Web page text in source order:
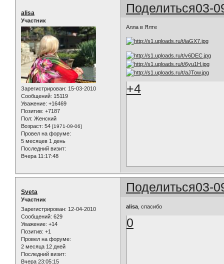
Поделиться03-
alisa
Участник
Зарегистрирован: 15-03-2010
Сообщений: 15119
Уважение: +16469
Позитив: +7187
Пол: Женский
Возраст: 54 [1971-09-06]
Провел на форуме:
5 месяцев 1 день
Последний визит:
Вчера 11:17:48
Алла в Ялте
+4
Поделиться03-
Sveta
Участник
Зарегистрирован: 12-04-2010
Сообщений: 629
Уважение: +14
Позитив: +1
Провел на форуме:
2 месяца 12 дней
Последний визит:
Вчера 23:05:15
alisa , спасибо
0